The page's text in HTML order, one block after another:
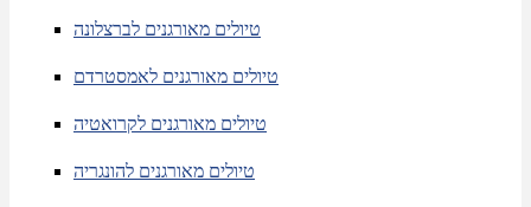
טיולים מאורגנים לברצלונה
טיולים מאורגנים לאמסטרדם
טיולים מאורגנים לקרואטיה
טיולים מאורגנים להונגריה